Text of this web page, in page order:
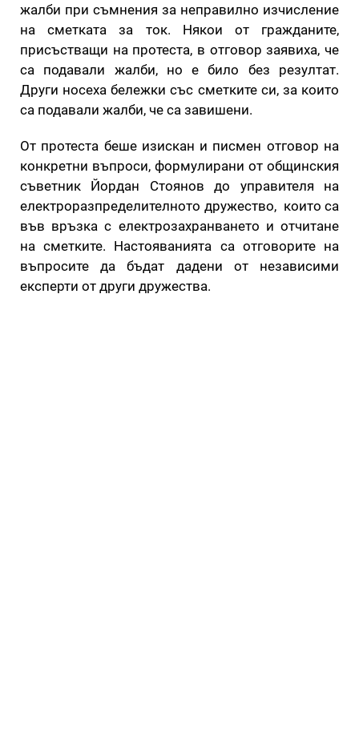
жалби при съмнения за неправилно изчисление
на сметката за ток. Някои от гражданите,
присъстващи на протеста, в отговор заявиха, че
са подавали жалби, но е било без резултат.
Други носеха бележки със сметките си, за които
са подавали жалби, че са завишени.
От протеста беше изискан и писмен отговор на
конкретни въпроси, формулирани от общинския
съветник Йордан Стоянов до управителя на
електроразпределителното дружество, които са
във връзка с електрозахранването и отчитане
на сметките. Настояванията са отговорите на
въпросите да бъдат дадени от независими
експерти от други дружества.